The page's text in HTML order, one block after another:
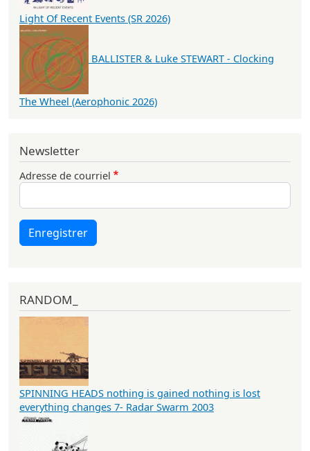
Light Of Recent Events (SR 2026)
BALLISTER & Luke STEWART - Clocking
The Wheel (Aerophonic 2026)
Newsletter
Adresse de courriel
Enregistrer
RANDOM_
SPINNING HEADS nothing is gained nothing is lost
everything changes 7- Radar Swarm 2003